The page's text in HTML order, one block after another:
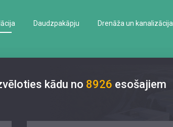
Daudzpakāpju Drenāža un kanalizācija
kādu no 8926 esošajiem